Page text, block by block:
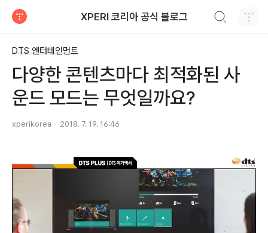
XPERI 코리아 공식 블로그
DTS 엔터테인먼트
다양한 콘텐츠마다 최적화된 사
운드 모드는 무엇일까요?
xperikorea 2018. 7. 19. 16:46